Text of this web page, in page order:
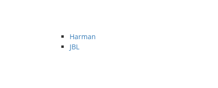
Harman
JBL